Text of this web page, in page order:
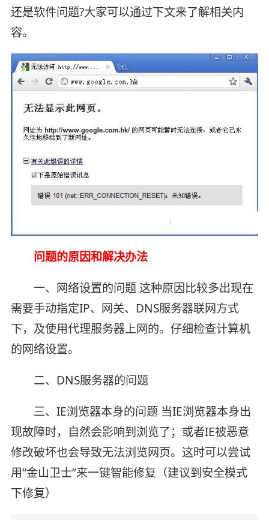
还是软件问题?大家可以通过下文来了解相关内
容。
问题的原因和解决办法
一、网络设置的问题 这种原因比较多出现在
需要手动指定IP、网关、DNS服务器联网方式
下，及使用代理服务器上网的。仔细检查计算机
的网络设置。
二、DNS服务器的问题
三、IE浏览器本身的问题 当IE浏览器本身出
现故障时，自然会影响到浏览了；或者IE被恶意
修改破坏也会导致无法浏览网页。这时可以尝试
用“金山卫士”来一键智能修复（建议到安全模式
下修复）